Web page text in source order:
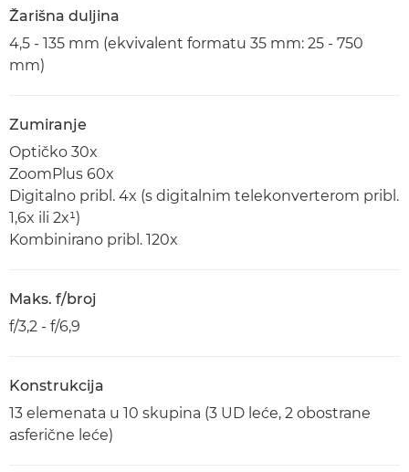
Žarišna duljina
4,5 - 135 mm (ekvivalent formatu 35 mm: 25 - 750
mm)
Zumiranje
Optičko 30x
ZoomPlus 60x
Digitalno pribl. 4x (s digitalnim telekonverterom pribl.
1,6x ili 2x¹)
Kombinirano pribl. 120x
Maks. f/broj
f/3,2 - f/6,9
Konstrukcija
13 elemenata u 10 skupina (3 UD leće, 2 obostrane
asferične leće)